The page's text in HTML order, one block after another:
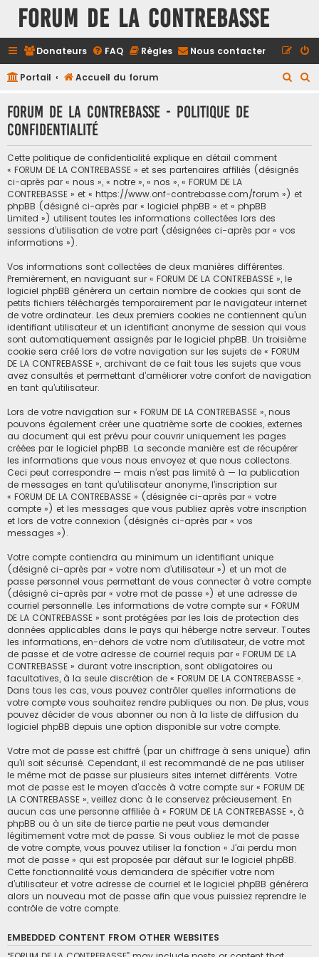
FORUM DE LA CONTREBASSE
Donateurs FAQ Règles Nous contacter
Portail Accueil du forum
r
FORUM DE LA CONTREBASSE - Politique de
confidentialité
Cette politique de confidentialité explique en détail comment
« FORUM DE LA CONTREBASSE » et ses partenaires affiliés (désignés
ci-après par « nous », « notre », « nos », « FORUM DE LA
CONTREBASSE » et « https://www.onf-contrebasse.com/forum ») et
phpBB (désigné ci-après par « logiciel phpBB » et « phpBB
Limited ») utilisent toutes les informations collectées lors des
sessions d’utilisation de votre part (désignées ci-après par « vos
informations »).
Vos informations sont collectées de deux manières différentes.
Premièrement, en naviguant sur « FORUM DE LA CONTREBASSE », le
logiciel phpBB génèrera un certain nombre de cookies qui sont de
petits fichiers téléchargés temporairement par le navigateur internet
de votre ordinateur. Les deux premiers cookies ne contiennent qu’un
identifiant utilisateur et un identifiant anonyme de session qui vous
sont automatiquement assignés par le logiciel phpBB. Un troisième
cookie sera créé lors de votre navigation sur les sujets de « FORUM
DE LA CONTREBASSE », archivant de ce fait tous les sujets que vous
avez consultés et permettant d’améliorer votre confort de navigation
en tant qu’utilisateur.
Lors de votre navigation sur « FORUM DE LA CONTREBASSE », nous
pouvons également créer une quatrième sorte de cookies, externes
au document qui est prévu pour couvrir uniquement les pages
créées par le logiciel phpBB. La seconde manière est de récupérer
les informations que vous nous envoyez et que nous collectons.
Ceci peut correspondre — mais n’est pas limité à — la publication
de messages en tant qu’utilisateur anonyme, l’inscription sur
« FORUM DE LA CONTREBASSE » (désignée ci-après par « votre
compte ») et les messages que vous publiez après votre inscription
et lors de votre connexion (désignés ci-après par « vos
messages »).
Votre compte contiendra au minimum un identifiant unique
(désigné ci-après par « votre nom d’utilisateur ») et un mot de
passe personnel vous permettant de vous connecter à votre compte
(désigné ci-après par « votre mot de passe ») et une adresse de
courriel personnelle. Les informations de votre compte sur « FORUM
DE LA CONTREBASSE » sont protégées par les lois de protection des
données applicables dans le pays qui héberge notre serveur. Toutes
les informations, en-dehors de votre nom d’utilisateur, de votre mot
de passe et de votre adresse de courriel requis par « FORUM DE LA
CONTREBASSE » durant votre inscription, sont obligatoires ou
facultatives, à la seule discrétion de « FORUM DE LA CONTREBASSE ».
Dans tous les cas, vous pouvez contrôler quelles informations de
votre compte vous souhaitez rendre publiques ou non. De plus, vous
pouvez décider de vous abonner ou non à la liste de diffusion du
logiciel phpBB depuis une option disponible sur votre compte.
Votre mot de passe est chiffré (par un chiffrage à sens unique) afin
qu’il soit sécurisé. Cependant, il est recommandé de ne pas utiliser
le même mot de passe sur plusieurs sites internet différents. Votre
mot de passe est le moyen d’accès à votre compte sur « FORUM DE
LA CONTREBASSE », veillez donc à le conservez précieusement. En
aucun cas une personne affiliée à « FORUM DE LA CONTREBASSE », à
phpBB ou à un site de tierce partie ne peut vous demander
légitimement votre mot de passe. Si vous oubliez le mot de passe
de votre compte, vous pouvez utiliser la fonction « J’ai perdu mon
mot de passe » qui est proposée par défaut sur le logiciel phpBB.
Cette fonctionnalité vous demandera de spécifier votre nom
d’utilisateur et votre adresse de courriel et le logiciel phpBB générera
alors un nouveau mot de passe afin que vous puissiez reprendre le
contrôle de votre compte.
EMBEDDED CONTENT FROM OTHER WEBSITES